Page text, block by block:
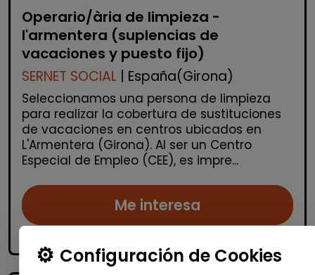
Operario/ària de limpieza -
l'armentera (suplencias de
vacaciones y puesto fijo)
SERNET SOCIAL | España(Girona)
Seleccionamos una persona de limpieza
para realizar la cobertura de sustituciones
de vacaciones en centros ubicados en
L'Armentera (Girona). Al ser un Centro
Especial de Empleo (CEE), es impre...
Me interesa
Configuración de Cookies